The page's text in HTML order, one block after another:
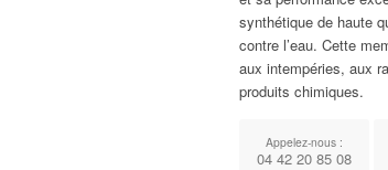
synthétique de haute
contre l’eau. Cette
aux intempéries, aux
produits chimiques.
Appelez-nous :
04 42 20 85 08